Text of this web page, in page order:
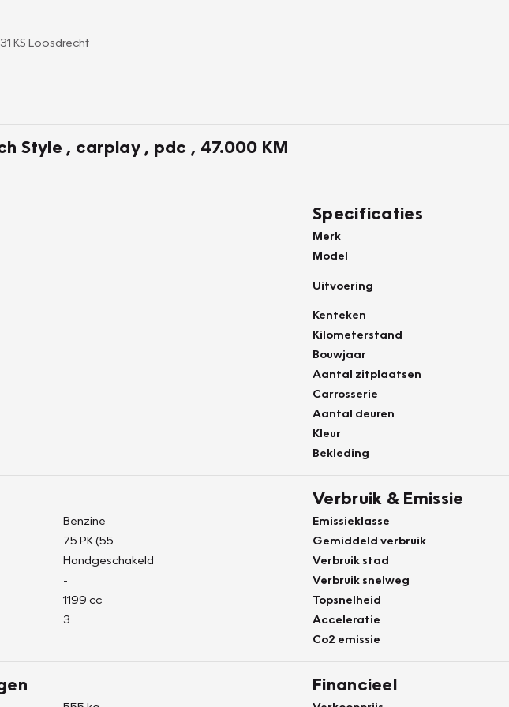
KS Loosdrecht
Style , carplay , pdc , 47.000 KM
Specificaties
Merk
Model
Uitvoering
Kenteken
Kilometerstand
Bouwjaar
Aantal zitplaatsen
Carrosserie
Aantal deuren
Kleur
Bekleding
Benzine
75 PK (55
Handgeschakeld
-
1199 cc
3
Verbruik & Emissie
Emissieklasse
Gemiddeld verbruik
Verbruik stad
Verbruik snelweg
Topsnelheid
Acceleratie
Co2 emissie
Financieel